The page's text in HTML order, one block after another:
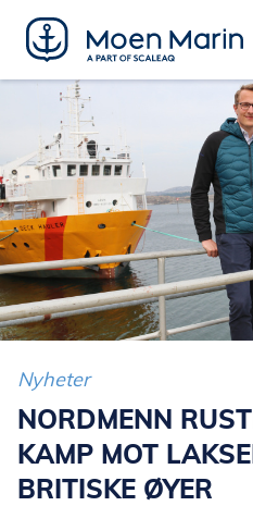
Skip
content
FARTØY
SERVICE
Nyheter
NORDMENN
KAMP MOT
BRITISKE ØYER